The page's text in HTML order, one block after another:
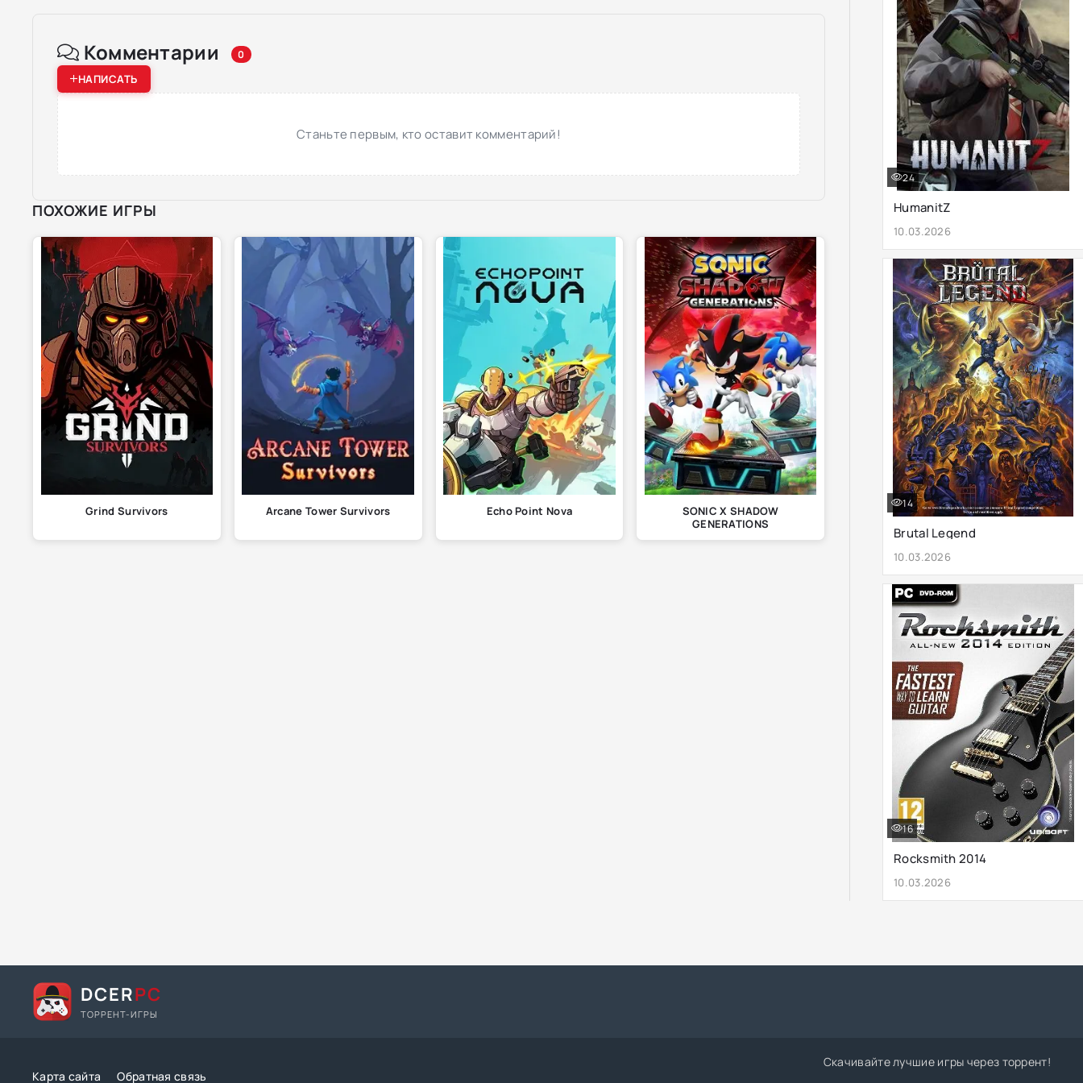
Комментарии 0
НАПИСАТЬ
Станьте первым, кто оставит комментарий!
ПОХОЖИЕ ИГРЫ
Grind Survivors Arcane Tower Survivors Echo Point Nova
SONIC X SHADOW
GENERATIONS
HumanitZ
10.03.2026
24
Brutal Legend
10.03.2026
14
Rocksmith 2014
10.03.2026
16
DCERPC
ТОРРЕНТ-ИГРЫ
Карта сайта Обратная связь
Скачивайте лучшие игры через торрент!